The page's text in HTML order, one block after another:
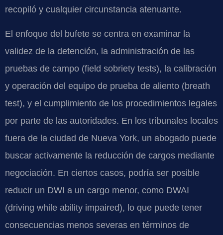
recopiló y cualquier circunstancia atenuante.
El enfoque del bufete se centra en examinar la
validez de la detención, la administración de las
pruebas de campo (field sobriety tests), la calibración
y operación del equipo de prueba de aliento (breath
test), y el cumplimiento de los procedimientos legales
por parte de las autoridades. En los tribunales locales
fuera de la ciudad de Nueva York, un abogado puede
buscar activamente la reducción de cargos mediante
negociación. En ciertos casos, podría ser posible
reducir un DWI a un cargo menor, como DWAI
(driving while ability impaired), lo que puede tener
consecuencias menos severas en términos de